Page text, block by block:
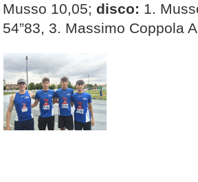
Musso 10,05; disco: 1.
54”83, 3. Massimo Coppola